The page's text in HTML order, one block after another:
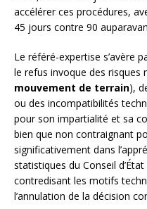
accélérer ces procédures,
45 jours contre 90
Le référé-expertise s’avère
le refus invoque des risques
mouvement de terrain),
ou des incompatibilités
pour son impartialité et sa
bien que non contraignant
significativement dans
statistiques du Conseil
contredisant les motifs
l’annulation de la décision